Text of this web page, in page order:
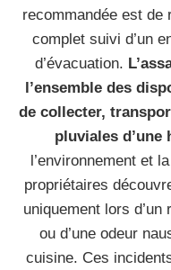
recommandée est de
complet suivi d’un
d’évacuation.
l’ensemble des
de collecter,
pluviales d’une
l’environnement et
propriétaires
uniquement lors d’un
ou d’une odeur
cuisine. Ces